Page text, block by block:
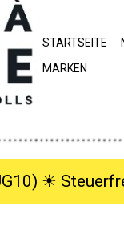
STARTSEITE
MARKEN
☀︎